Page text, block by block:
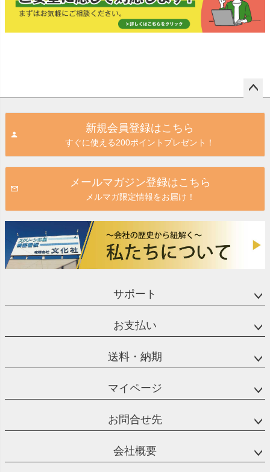
新規会員登録はこちら
すぐに使える200ポイントプレゼント！
メールマガジン登録はこちら
メルマガ限定情報をお届け！
サポート
お支払い
送料・納期
マイページ
お問合せ先
会社概要